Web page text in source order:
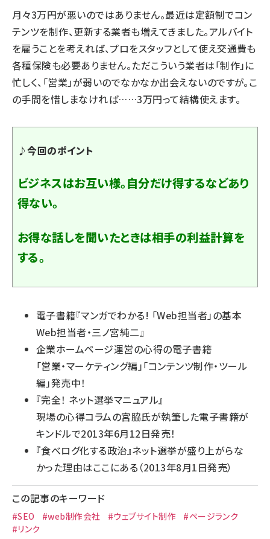
月々3万円が悪いのではありません。最近は定額制でコン
テンツを制作、更新する業者も増えてきました。アルバイト
を雇うことを考えれば、プロをスタッフとして使え交通費も
各種保険も必要ありません。ただこういう業者は「制作」に
忙しく、「営業」が弱いのでなかなか出会えないのですが。こ
の手間を惜しまなければ……3万円って結構使えます。
♪今回のポイント
ビジネスはお互い様。自分だけ得するなどあり
得ない。
お得な話しを聞いたときは相手の利益計算を
する。
電子書籍『マンガでわかる! 「Web担当者」の基本
Web担当者・三ノ宮純二』
企業ホームページ運営の心得の電子書籍
「営業・マーケティング編」「コンテンツ制作・ツール
編」発売中！
『完全！ ネット選挙マニュアル』
現場の心得コラムの宮脇氏が執筆した電子書籍が
キンドルで2013年6月12日発売！
『食べログ化する政治』ネット選挙が盛り上がらな
かった理由はここにある（2013年8月1日発売）
この記事のキーワード
#SEO #web制作会社 #ウェブサイト制作
#ページランク
#リンク